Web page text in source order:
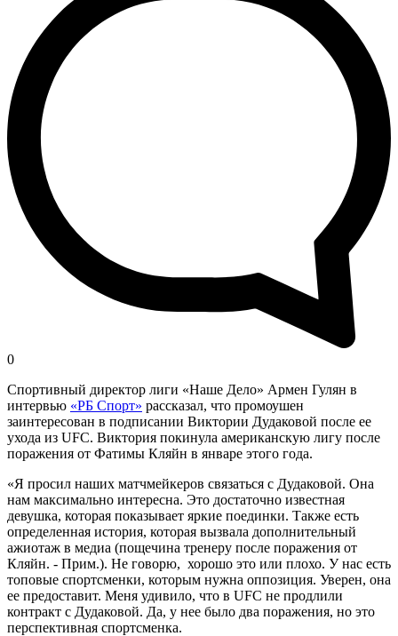
0
Спортивный директор лиги «Наше Дело» Армен Гулян в
интервью «РБ Спорт» рассказал, что промоушен
заинтересован в подписании Виктории Дудаковой после ее
ухода из UFC. Виктория покинула американскую лигу после
поражения от Фатимы Кляйн в январе этого года.
«Я просил наших матчмейкеров связаться с Дудаковой. Она
нам максимально интересна. Это достаточно известная
девушка, которая показывает яркие поединки. Также есть
определенная история, которая вызвала дополнительный
ажиотаж в медиа (пощечина тренеру после поражения от
Кляйн. - Прим.). Не говорю, хорошо это или плохо. У нас есть
топовые спортсменки, которым нужна оппозиция. Уверен, она
ее предоставит. Меня удивило, что в UFC не продлили
контракт с Дудаковой. Да, у нее было два поражения, но это
перспективная спортсменка.